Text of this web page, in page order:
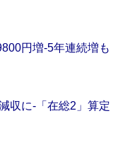
円増‐5年連続増も
収に‐「在総2」算定